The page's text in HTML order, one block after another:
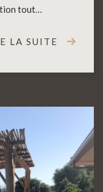
tout…
LA SUITE